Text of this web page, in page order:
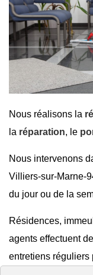
Nous réalisons la
la réparation, le
Nous intervenons
Villiers-sur-Marne-
du jour ou de la
Résidences,
agents effectuent
entretiens réguliers